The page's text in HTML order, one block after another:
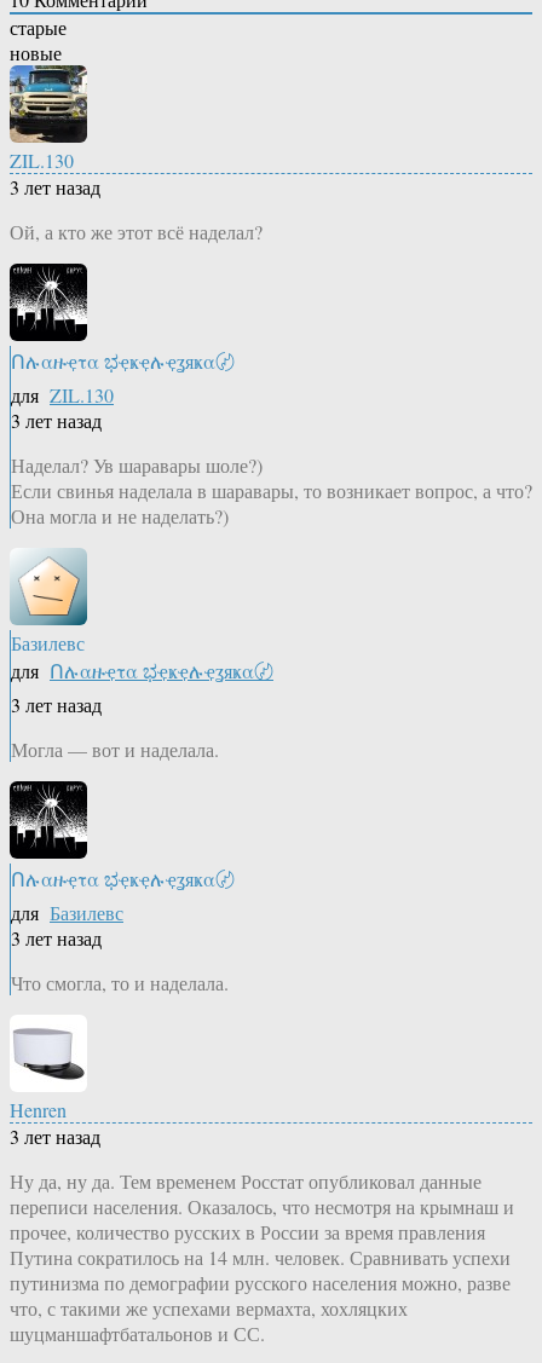
старые
новые
ZIL.130
3 лет назад
Ой, а кто же этот всё наделал?
Ոሉαዙҿτα ಭҿҝҿሉҿʓяҝα〄
для ZIL.130
3 лет назад
Наделал? Ув шаравары шоле?)
Если свинья наделала в шаравары, то возникает вопрос, а что?
Она могла и не наделать?)
Базилевс
для Ոሉαዙҿτα ಭҿҝҿሉҿʓяҝα〄
3 лет назад
Могла — вот и наделала.
Ոሉαዙҿτα ಭҿҝҿሉҿʓяҝα〄
для Базилевс
3 лет назад
Что смогла, то и наделала.
Henren
3 лет назад
Ну да, ну да. Тем временем Росстат опубликовал данные
переписи населения. Оказалось, что несмотря на крымнаш и
прочее, количество русских в России за время правления
Путина сократилось на 14 млн. человек. Сравнивать успехи
путинизма по демографии русского населения можно, разве
что, с такими же успехами вермахта, хохляцких
шуцманшафтбатальонов и СС.